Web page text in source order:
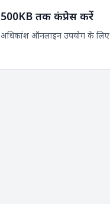
500KB तक कंप्रेस करें
अधिकांश ऑनलाइन उपयोग के लिए